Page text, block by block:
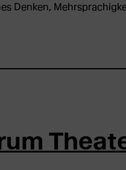
Denken,